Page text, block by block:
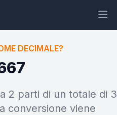
DECIMALE?
2 parti di un totale di 3
conversione viene